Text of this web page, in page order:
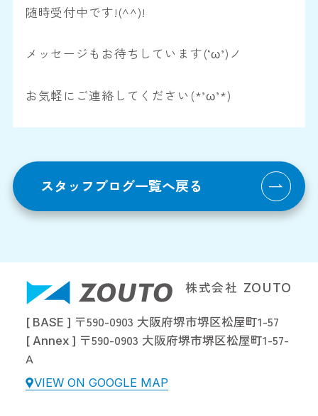
随時受付中です!(^^)!
メッセージもお待ちしています(‘ω’)ノ
お気軽にご連絡してください(*’ω’*)
スタッフブログ一覧へ戻る
株式会社 ZOUTO
[ BASE ] 〒590-0903 大阪府堺市堺区松屋町1-57
[ Annex ] 〒590-0903 大阪府堺市堺区松屋町1-57-
A
VIEW ON GOOGLE MAP